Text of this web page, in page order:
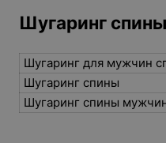
Шугаринг
Шугаринг для мужчин
Шугаринг спины
Шугаринг спины